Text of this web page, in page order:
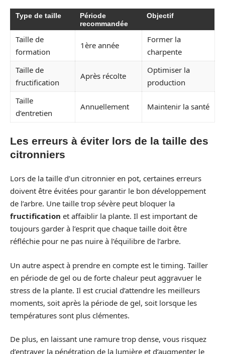
Type de taille
Période
recommandée
Objectif
Taille de
formation
1ère année
Former la
charpente
Taille de
fructification
Après récolte
Optimiser la
production
Taille
d’entretien
Annuellement Maintenir la santé
Les erreurs à éviter lors de la taille des
citronniers
Lors de la taille d’un citronnier en pot, certaines erreurs
doivent être évitées pour garantir le bon développement
de l’arbre. Une taille trop sévère peut bloquer la
fructification et affaiblir la plante. Il est important de
toujours garder à l’esprit que chaque taille doit être
réfléchie pour ne pas nuire à l’équilibre de l’arbre.
Un autre aspect à prendre en compte est le timing. Tailler
en période de gel ou de forte chaleur peut aggravuer le
stress de la plante. Il est crucial d’attendre les meilleurs
moments, soit après la période de gel, soit lorsque les
températures sont plus clémentes.
De plus, en laissant une ramure trop dense, vous risquez
d’entraver la pénétration de la lumière et d’augmenter le